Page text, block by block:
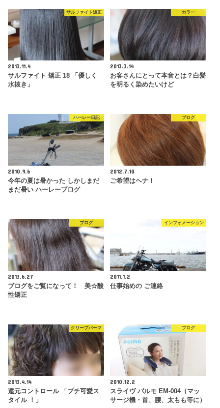
サルファイト矯正
2013.11.4
サルファイト 矯正 18 「優しく
水抜き」
カラー
2013.3.14
お客さんにとって本音とは？白髪
を明るく染めたいけど
ハーレー日記
2010.9.6
今年の夏は暑かった しかしまだ
まだ暑い ハーレーブログ
ブログ
2012.7.10
ご希望はヘナ！
ブログ
2013.6.27
ブログをご覧になって！ 美☆酸
性矯正
インフォメーション
2011.1.2
仕事始めの ご連絡
クリープパーマ
2013.4.14
還元コントロール 「プチ可愛ス
タイル ！」
ブログ
2010.12.2
スライヴ パルモ EM-004（マッ
サージ機・首、腰、太もも等に）